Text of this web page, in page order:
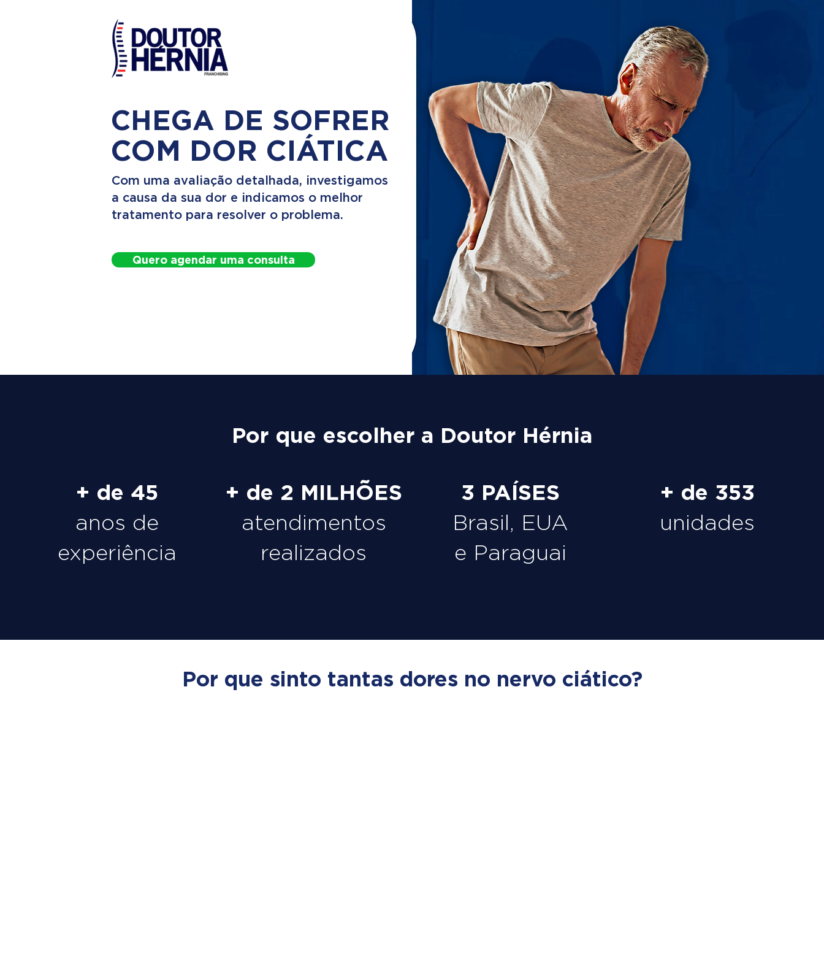
CHEGA DE SOFRER
COM DOR CIÁTICA
Com uma avaliação detalhada, investigamos
a causa da sua dor e indicamos o melhor
tratamento para resolver o problema.
Quero agendar uma consulta
Por que escolher a Doutor Hérnia
+ de 45
anos de
experiência
+ de 2 MILHÕES
atendimentos
realizados
3 PAÍSES
Brasil, EUA
e Paraguai
+ de 353
unidades
Por que sinto tantas dores no nervo ciático?